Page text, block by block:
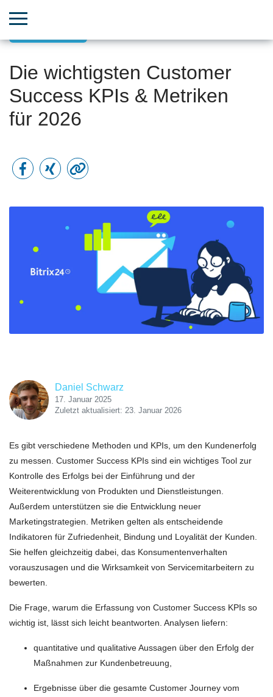
Die wichtigsten Customer
Success KPIs & Metriken
für 2026
Daniel Schwarz
17. Januar 2025
Zuletzt aktualisiert: 23. Januar 2026
Es gibt verschiedene Methoden und KPIs, um den Kundenerfolg
zu messen. Customer Success KPIs sind ein wichtiges Tool zur
Kontrolle des Erfolgs bei der Einführung und der
Weiterentwicklung von Produkten und Dienstleistungen.
Außerdem unterstützen sie die Entwicklung neuer
Marketingstrategien. Metriken gelten als entscheidende
Indikatoren für Zufriedenheit, Bindung und Loyalität der Kunden.
Sie helfen gleichzeitig dabei, das Konsumentenverhalten
vorauszusagen und die Wirksamkeit von Servicemitarbeitern zu
bewerten.
Die Frage, warum die Erfassung von Customer Success KPIs so
wichtig ist, lässt sich leicht beantworten. Analysen liefern:
quantitative und qualitative Aussagen über den Erfolg der
Maßnahmen zur Kundenbetreuung,
Ergebnisse über die gesamte Customer Journey vom